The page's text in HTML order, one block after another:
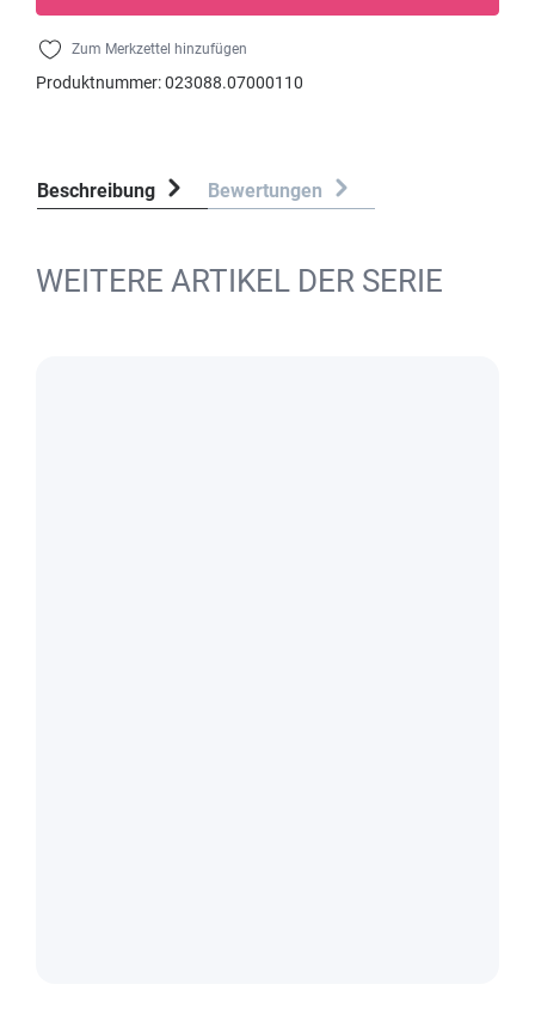
Zum Merkzettel hinzufügen
Produktnummer:023088.07000110
Beschreibung Bewertungen
WEITERE ARTIKEL DER SERIE